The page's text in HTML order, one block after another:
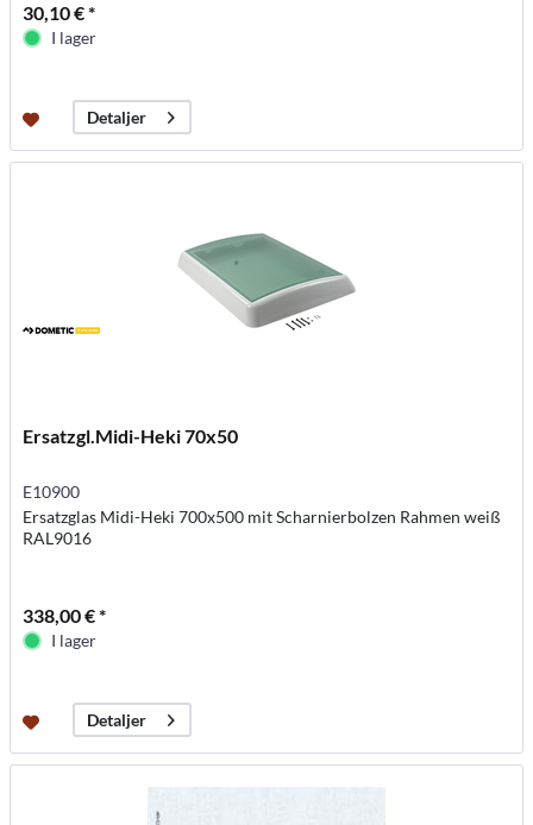
30,10 € *
I lager
Detaljer
Ersatzgl.Midi-Heki 70x50
E10900
Ersatzglas Midi-Heki 700x500 mit Scharnierbolzen Rahmen weiß
RAL9016
338,00 € *
I lager
Detaljer